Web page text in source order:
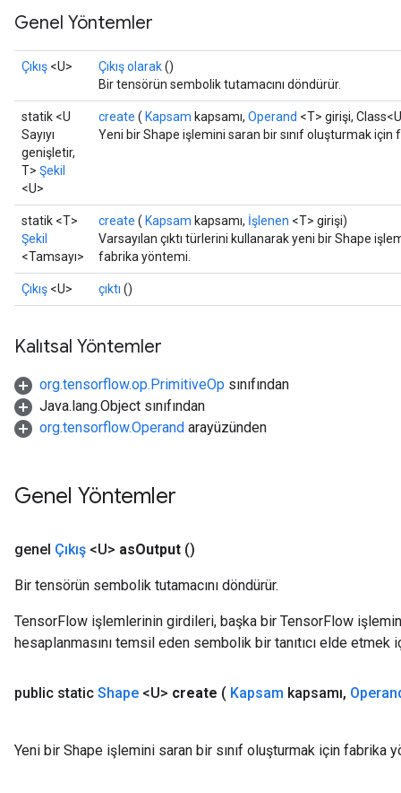
Genel Yöntemler
Çıkış <U> Çıkış olarak()
Bir tensörün sembolik tutamacını döndürür.
statik <U
Sayıyı
genişletir,
T> Şekil
<U>
create ( Kapsam kapsamı, Operand <T> girişi,
Yeni bir Shape işlemini saran bir sınıf oluşturmak için
statik <T>
Şekil
<Tamsayı>
create ( Kapsam kapsamı, İşlenen <T> girişi)
Varsayılan çıktı türlerini kullanarak yeni bir Shape
fabrika yöntemi.
Çıkış <U> çıktı ()
Kalıtsal Yöntemler
org.tensorflow.op.PrimitiveOp sınıfından
Java.lang.Object sınıfından
org.tensorflow.Operand arayüzünden
Genel Yöntemler
genel Çıkış <U> asOutput ()
Bir tensörün sembolik tutamacını döndürür.
TensorFlow işlemlerinin girdileri, başka bir TensorFlow
hesaplanmasını temsil eden sembolik bir tanıtıcı elde etmek
public static Shape <U> create ( Kapsam kapsamı,
Yeni bir Shape işlemini saran bir sınıf oluşturmak için fabrika